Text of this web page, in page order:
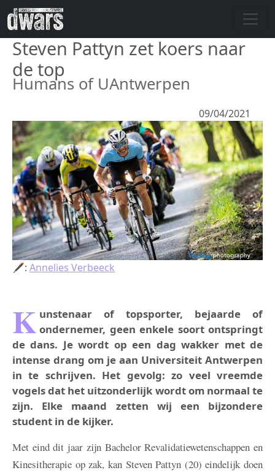
Overslaan en naar de inhoud gaan
Steven Pattyn zet koers naar
de top
Humans of UAntwerpen
09/04/2021
🖋: Annelies Verbeeck
K unstenaar of topsporter, bejaarde of
ondernemer, geen enkele soort ontspringt
de dans. Je wordt op een dag wakker met de
intense drang om je aan Universiteit Antwerpen
in te schrijven. Het gevolg: zo veel vreemde
vogels dat het uitzonderlijk wordt om normaal te
zijn. Elke maand zetten wij een bijzondere
student in de kijker.
Met eind dit jaar zijn Bachelor Revalidatiewetenschappen en
Kinesitherapie op zak, kan Steven Pattyn (20) eindelijk doen